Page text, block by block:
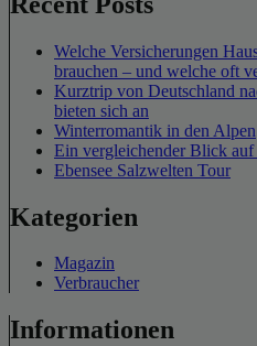
Welche Versicherungen
brauchen – und welche oft
Kurztrip von Deutschland
bieten sich an
Winterromantik in den Alpen
Ein vergleichender Blick
Ebensee Salzwelten Tour
Kategorien
Magazin
Verbraucher
Informationen